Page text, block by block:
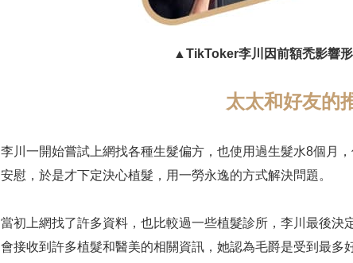
▲TikToker李川因前額禿影響形
太太和好友的
李川一開始嘗試上網找各種生髮偏方，也使用過生髮水8個月
安慰，於是才下定決心植髮，用一勞永逸的方式解決問題。
當初上網找了許多資料，也比較過一些植髮診所，李川最後
會接收到許多植髮和醫美的相關資訊，她認為毛爵是受到最多